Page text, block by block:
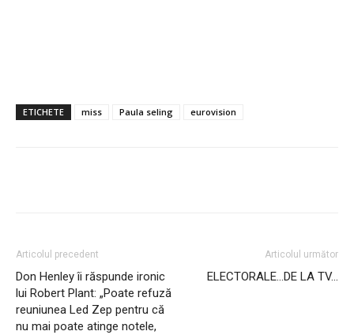
ETICHETE miss Paula seling eurovision
Articolul precedent
Don Henley îi răspunde ironic
lui Robert Plant: „Poate refuză
reuniunea Led Zep pentru că
nu mai poate atinge notele,
Articolul următor
ELECTORALE…DE LA TV…